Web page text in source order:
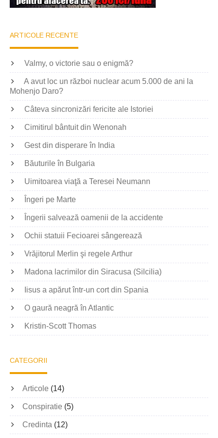
ARTICOLE RECENTE
Valmy, o victorie sau o enigmă?
A avut loc un război nuclear acum 5.000 de ani la
Mohenjo Daro?
Câteva sincronizări fericite ale Istoriei
Cimitirul bântuit din Wenonah
Gest din disperare în India
Băuturile în Bulgaria
Uimitoarea viaţă a Teresei Neumann
Îngeri pe Marte
Îngerii salvează oamenii de la accidente
Ochii statuii Fecioarei sângerează
Vrăjitorul Merlin şi regele Arthur
Madona lacrimilor din Siracusa (Silcilia)
Iisus a apărut într-un cort din Spania
O gaură neagră în Atlantic
Kristin-Scott Thomas
CATEGORII
Articole (14)
Conspiratie (5)
Credinta (12)